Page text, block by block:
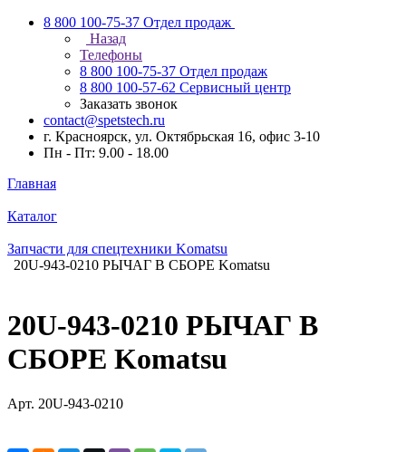
8 800 100-75-37 Отдел продаж
Назад
Телефоны
8 800 100-75-37 Отдел продаж
8 800 100-57-62 Сервисный центр
Заказать звонок
contact@spetstech.ru
г. Красноярск, ул. Октябрьская 16, офис 3-10
Пн - Пт: 9.00 - 18.00
Главная
Каталог
Запчасти для спецтехники Komatsu
20U-943-0210 РЫЧАГ В СБОРЕ Komatsu
20U-943-0210 РЫЧАГ В
СБОРЕ Komatsu
Арт. 20U-943-0210